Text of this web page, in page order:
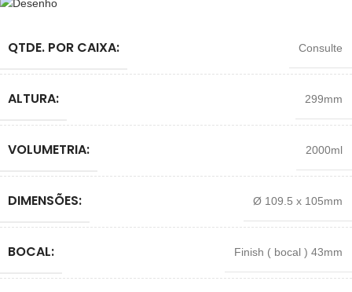
QTDE. POR CAIXA: Consulte
ALTURA: 299mm
VOLUMETRIA: 2000ml
DIMENSÕES: Ø 109.5 x 105mm
BOCAL: Finish ( bocal ) 43mm